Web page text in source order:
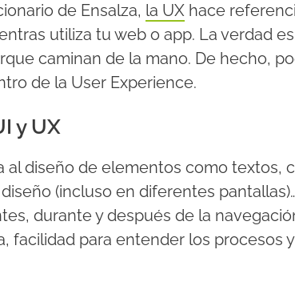
de Ensalza, la UX hace
utiliza tu web o app. La verdad
caminan de la mano. De hecho,
de la User Experience.
y UX
al diseño de elementos como textos,
(incluso en diferentes
durante y después de la
facilidad para entender los procesos